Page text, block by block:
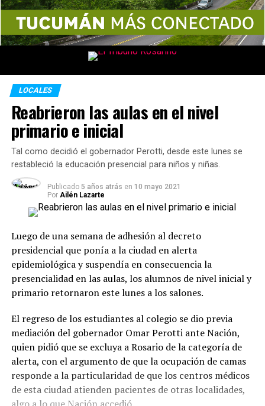
LOCALES
Reabrieron las aulas en el nivel
primario e inicial
Tal como decidió el gobernador Perotti, desde este lunes se
restableció la educación presencial para niños y niñas.
Publicado 5 años atrás en 10 mayo 2021
Por Ailén Lazarte
Luego de una semana de adhesión al decreto
presidencial que ponía a la ciudad en alerta
epidemiológica y suspendía en consecuencia la
presencialidad en las aulas, los alumnos de nivel inicial y
primario retornaron este lunes a los salones.
El regreso de los estudiantes al colegio se dio previa
mediación del gobernador Omar Perotti ante Nación,
quien pidió que se excluya a Rosario de la categoría de
alerta, con el argumento de que la ocupación de camas
responde a la particularidad de que los centros médicos
de esta ciudad atienden pacientes de otras localidades,